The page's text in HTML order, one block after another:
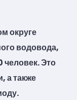
округе
водовода,
Это
а также